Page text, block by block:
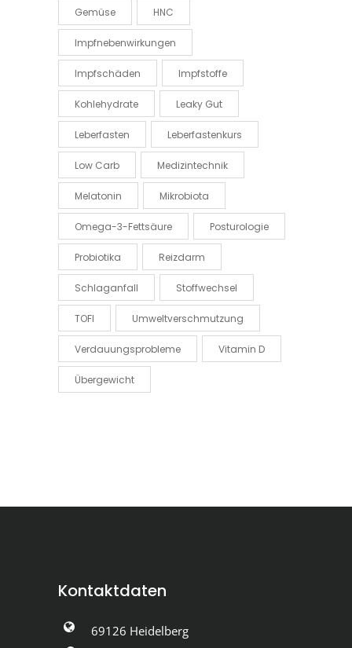
Gemüse HNC
Impfnebenwirkungen
Impfschäden Impfstoffe
Kohlehydrate Leaky Gut
Leberfasten Leberfastenkurs
Low Carb Medizintechnik
Melatonin Mikrobiota
Omega-3-Fettsäure Posturologie
Probiotika Reizdarm
Schlaganfall Stoffwechsel
TOFI Umweltverschmutzung
Verdauungsprobleme Vitamin D
Übergewicht
Kontaktdaten
69126 Heidelberg